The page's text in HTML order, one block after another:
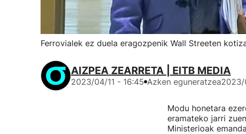
Ferrovialek ez duela eragozpenik Wall Streeten
AIZPEA ZEARRETA | EITB MEDIA
2023/04/11 - 16:45 Azken eguneratzea2023/
Modu honetara
eramateko jarri
Ministerioak